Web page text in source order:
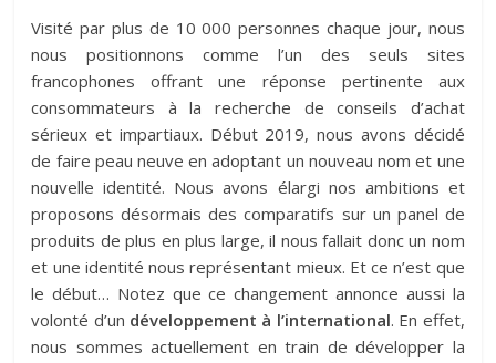
Visité par plus de 10 000 personnes chaque jour, nous
nous positionnons comme l’un des seuls sites
francophones offrant une réponse pertinente aux
consommateurs à la recherche de conseils d’achat
sérieux et impartiaux. Début 2019, nous avons décidé
de faire peau neuve en adoptant un nouveau nom et une
nouvelle identité. Nous avons élargi nos ambitions et
proposons désormais des comparatifs sur un panel de
produits de plus en plus large, il nous fallait donc un nom
et une identité nous représentant mieux. Et ce n’est que
le début… Notez que ce changement annonce aussi la
volonté d’un développement à l’international. En effet,
nous sommes actuellement en train de développer la